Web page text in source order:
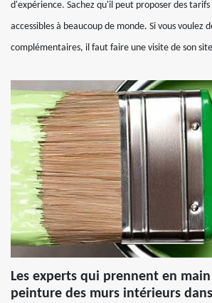
d'expérience. Sachez qu'il peut proposer des
accessibles à beaucoup de monde. Si vous voulez
complémentaires, il faut faire une visite de son
Les experts qui prennent en
peinture des murs intérieurs